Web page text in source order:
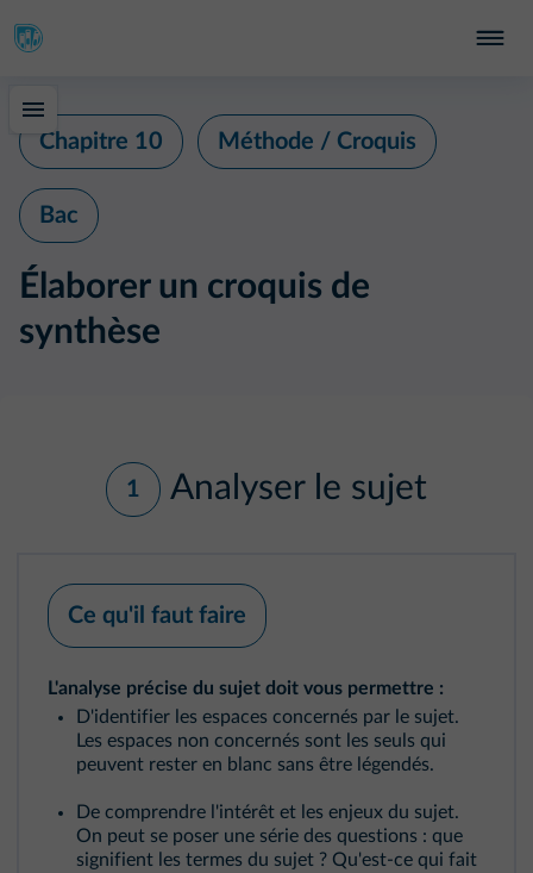
Chapitre 10 Méthode / Croquis
Bac
Élaborer un croquis de
synthèse
1 Analyser le sujet
Ce qu'il faut faire
L'analyse précise du sujet doit vous permettre :
D'identifier les espaces concernés par le sujet.
Les espaces non concernés sont les seuls qui
peuvent rester en blanc sans être légendés.
De comprendre l'intérêt et les enjeux du sujet.
On peut se poser une série des questions : que
signifient les termes du sujet ? Qu'est‑ce qui fait